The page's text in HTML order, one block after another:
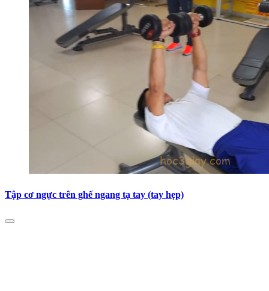
Tập cơ ngực trên ghế ngang tạ tay (tay hẹp)